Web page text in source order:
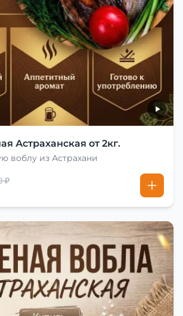
Астраханская от 2кг.
воблу из Астрахани
₽